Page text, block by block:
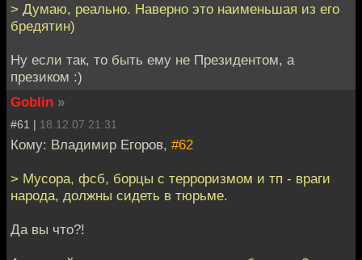
> Думаю, реально. Наверно это наименьшая из его
бредятин)
Ну если так, то быть ему не Президентом, а
презиком :)
Goblin »
#61 | 18.12.07 21:31
Кому: Владимир Егоров, #62
> Мусора, фсб, борцы с терроризмом и тп - враги
народа, должны сидеть в тюрьме.
Да вы что?!